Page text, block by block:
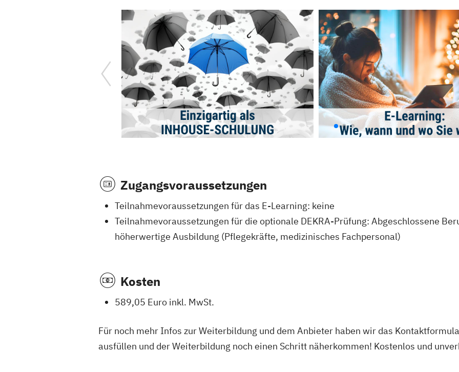
Zugangsvoraussetzungen
Teilnahmevoraussetzungen für das E-Learning: keine
Teilnahmevoraussetzungen für die optionale DEKRA-Prüfung: Abgeschlossene
höherwertige Ausbildung (Pflegekräfte, medizinisches Fachpersonal)
Kosten
589,05 Euro inkl. MwSt.
Für noch mehr Infos zur Weiterbildung und dem Anbieter haben wir das
ausfüllen und der Weiterbildung noch einen Schritt näherkommen! Kostenlos und